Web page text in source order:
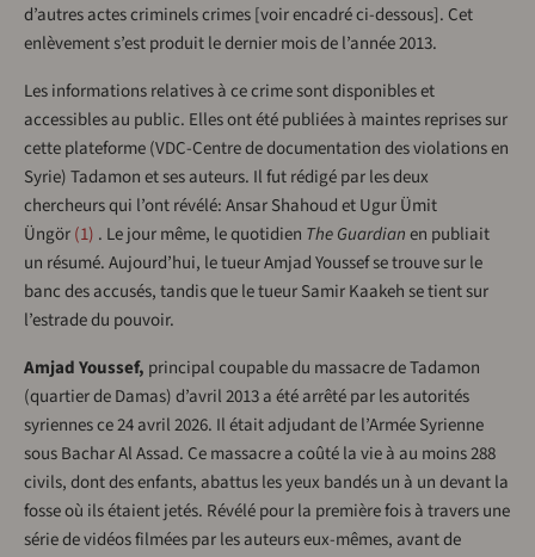
d’autres actes criminels crimes [voir encadré ci-dessous]. Cet
enlèvement s’est produit le dernier mois de l’année 2013.
Les informations relatives à ce crime sont disponibles et
accessibles au public. Elles ont été publiées à maintes reprises sur
cette plateforme (VDC-Centre de documentation des violations en
Syrie) Tadamon et ses auteurs. Il fut rédigé par les deux
chercheurs qui l’ont révélé: Ansar Shahoud et Ugur Ümit
Üngör 1 . Le jour même, le quotidien The Guardianen publiait
un résumé. Aujourd’hui, le tueur Amjad Youssef se trouve sur le
banc des accusés, tandis que le tueur Samir Kaakeh se tient sur
l’estrade du pouvoir.
Amjad Youssef, principal coupable du massacre de Tadamon
(quartier de Damas) d’avril 2013 a été arrêté par les autorités
syriennes ce 24 avril 2026. Il était adjudant de l’Armée Syrienne
sous Bachar Al Assad. Ce massacre a coûté la vie à au moins 288
civils, dont des enfants, abattus les yeux bandés un à un devant la
fosse où ils étaient jetés. Révélé pour la première fois à travers une
série de vidéos filmées par les auteurs eux-mêmes, avant de